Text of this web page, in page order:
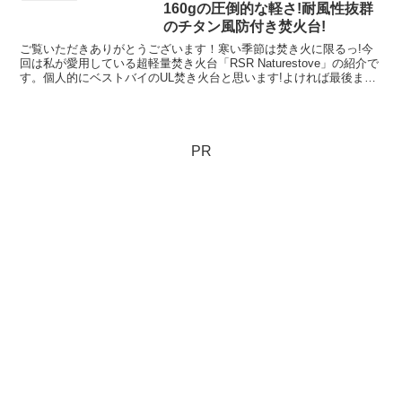
160gの圧倒的な軽さ!耐風性抜群
のチタン風防付き焚火台!
ご覧いただきありがとうございます！寒い季節は焚き火に限るっ!今
回は私が愛用している超軽量焚き火台「RSR Naturestove」の紹介で
す。個人的にベストバイのUL焚き火台と思います!よければ最後まで
PR